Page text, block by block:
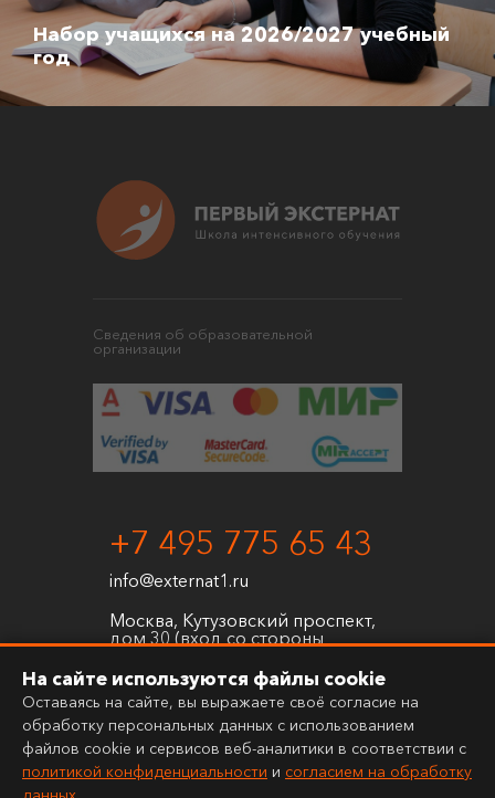
Набор учащихся на 2026/2027 учебный
год
Сведения об образовательной
организации
+7 495 775 65 43
info@externat1.ru
Москва, Кутузовский проспект,
дом 30 (вход со стороны
3580)
На сайте используются файлы cookie
Оставаясь на сайте, вы выражаете своё согласие на
обработку персональных данных с использованием
файлов cookie и сервисов веб-аналитики в соответствии с
политикой конфиденциальности и согласием на обработку